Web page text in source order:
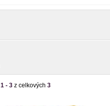
1 - 3 z celkových 3